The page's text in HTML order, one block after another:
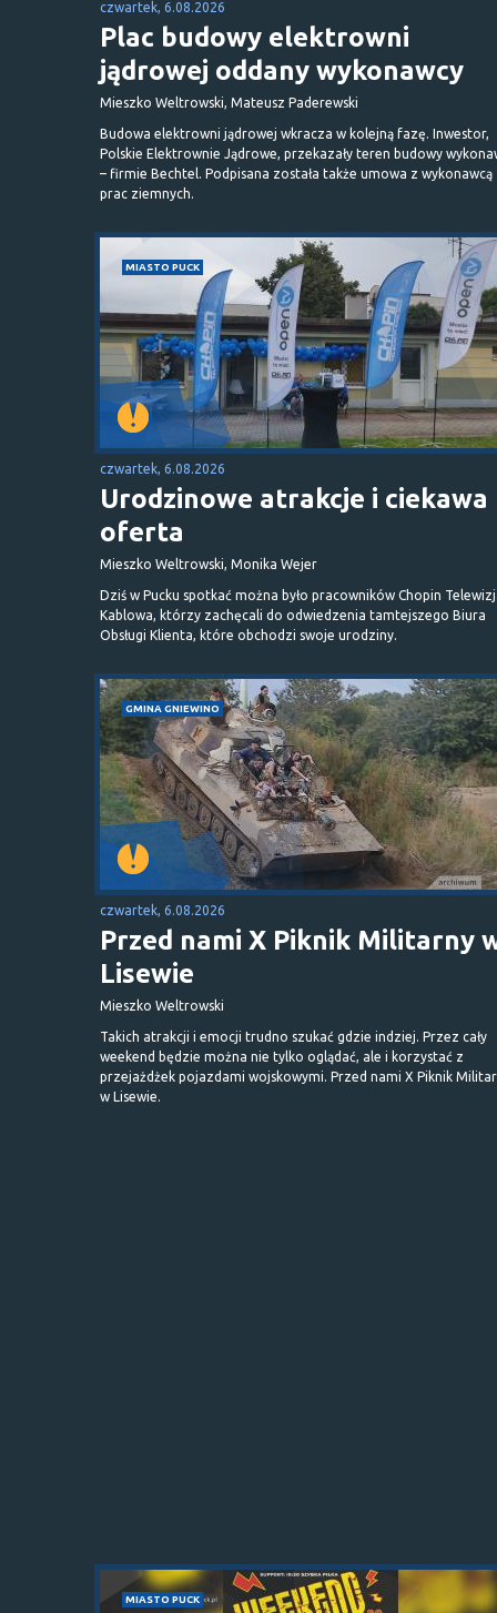
czwartek, 6.08.2026
Plac budowy elektrowni
jądrowej oddany wykonawcy
Mieszko Weltrowski, Mateusz Paderewski
Budowa elektrowni jądrowej wkracza w kolejną fazę. Inwestor,
Polskie Elektrownie Jądrowe, przekazały teren budowy
– firmie Bechtel. Podpisana została także umowa z wykonawcą
prac ziemnych.
MIASTO PUCK
czwartek, 6.08.2026
Urodzinowe atrakcje i ciekawa
oferta
Mieszko Weltrowski, Monika Wejer
Dziś w Pucku spotkać można było pracowników Chopin
Kablowa, którzy zachęcali do odwiedzenia tamtejszego Biura
Obsługi Klienta, które obchodzi swoje urodziny.
GMINA GNIEWINO
czwartek, 6.08.2026
Przed nami X Piknik Militarny
Lisewie
Mieszko Weltrowski
Takich atrakcji i emocji trudno szukać gdzie indziej. Przez cały
weekend będzie można nie tylko oglądać, ale i korzystać z
przejażdżek pojazdami wojskowymi. Przed nami X Piknik
w Lisewie.
MIASTO PUCK